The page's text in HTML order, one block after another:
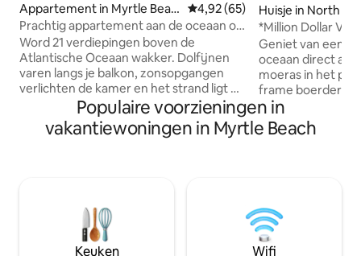
Appartement in Myrtle Beac
h
Gemiddelde beoordeling van
4,92 (65)
Prachtig appartement aan de oceaan op
de 21e verdieping - Privébalkon
Word 21 verdiepingen boven de
Atlantische Oceaan wakker. Dolfijnen
varen langs je balkon, zonsopgangen
verlichten de kamer en het strand ligt op
een steenworp afstand. Dit vers
bijgewerkte appartement aan de
oceaan is geschikt voor vier personen
zand, op slechts enkele minuten van
Broadway at the Beach, het SkyWheel
en geweldige restaurants. Het uitzicht
Huisje in North
*Million Dollar
Vuurplaats*
Geniet van een
oceaan direct
moeras in het
frame
Beach, South
en je favoriete
achterdek terwijl
klemmen terwijl
en hoor de
Populaire voorzieningen in
vakantiewoningen in Myrtle Beach
Keuken Wifi